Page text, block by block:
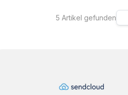
5Artikel gefunden